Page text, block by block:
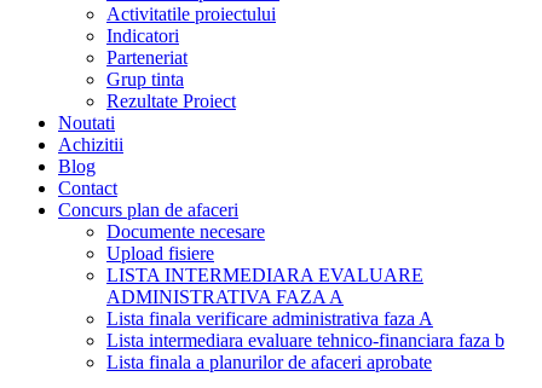
Activitatile proiectului
Indicatori
Parteneriat
Grup tinta
Rezultate Proiect
Noutati
Achizitii
Blog
Contact
Concurs plan de afaceri
Documente necesare
Upload fisiere
LISTA INTERMEDIARA EVALUARE
ADMINISTRATIVA FAZA A
Lista finala verificare administrativa faza A
Lista intermediara evaluare tehnico-financiara faza b
Lista finala a planurilor de afaceri aprobate